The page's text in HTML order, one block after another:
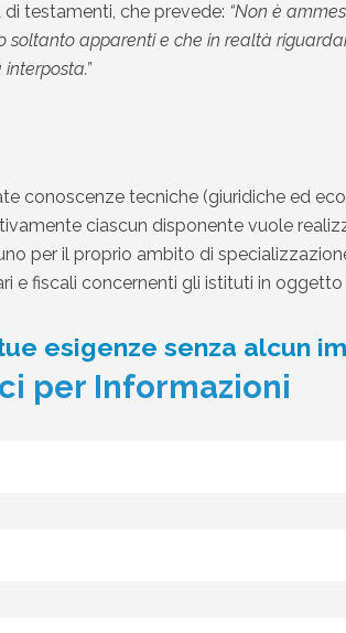
testamenti, che prevede: “Non è
apparenti e che in realtà
conoscenze tecniche (giuridiche ed
ciascun disponente vuole
per il proprio ambito di
e fiscali concernenti gli istituti in
esigenze senza alcun
per Informazioni